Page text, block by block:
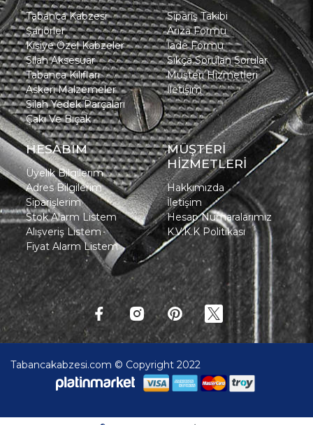
Tabanca Kabzesi
Şarjörler
Kişiye Özel Kabzeler
Silah Aksesuar
Tabanca Kılıfları
Askeri Malzemeler
Silah Yedek Parçaları
Çakı Ve Bıçak
Sipariş Takibi
Arıza Formu
İade Formu
Sıkça Sorulan Sorular
Müşteri Hizmetleri
İletişim
HESABIM
Üyelik Bilgilerim
Adres Bilgilerim
Siparişlerim
Stok Alarm Listem
Alışveriş Listem
Fiyat Alarm Listem
MÜŞTERİ
HİZMETLERİ
Hakkımızda
İletişim
Hesap Numaralarımız
K.V.K.K Politikası
Tabancakabzesi.com © Copyright 2022